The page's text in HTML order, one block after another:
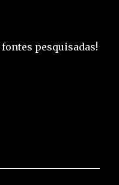
pesquisadas!